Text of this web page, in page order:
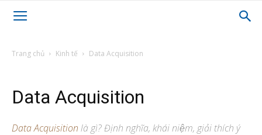
Trang chủ Kinh tế Data Acquisition
Data Acquisition
Data Acquisition là gì? Định nghĩa, khái niệm, giải thích ý